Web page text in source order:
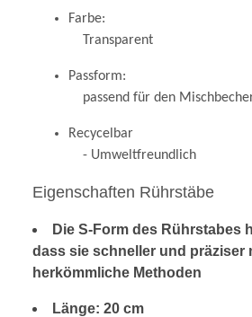
Farbe:
Transparent
Passform:
passend für den
Recycelbar
- Umweltfreundlich
Eigenschaften Rührstäbe
Die S-Form des Rührstabes
dass sie schneller und präziser
herkömmliche Methoden
Länge: 20 cm